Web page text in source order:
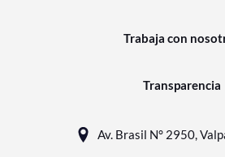
Trabaja con
Transparencia
Av. Brasil N° 2950,